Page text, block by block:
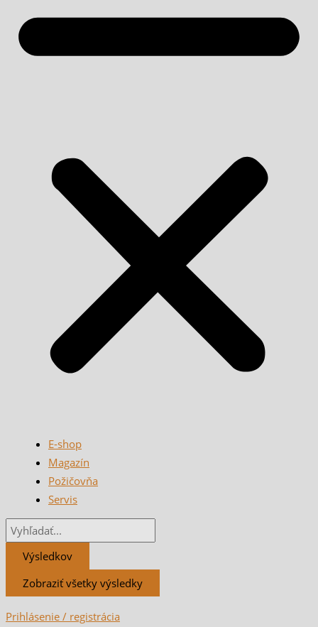
E-shop
Magazín
Požičovňa
Servis
Výsledkov
Zobraziť všetky výsledky
Prihlásenie / registrácia